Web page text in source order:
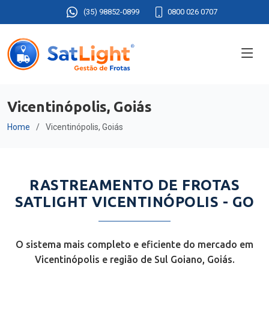
(35) 98852-0899 0800 026 0707
Vicentinópolis, Goiás
Home Vicentinópolis, Goiás
RASTREAMENTO DE FROTAS
SATLIGHT VICENTINÓPOLIS - GO
O sistema mais completo e eficiente do mercado em
Vicentinópolis e região de Sul Goiano, Goiás.